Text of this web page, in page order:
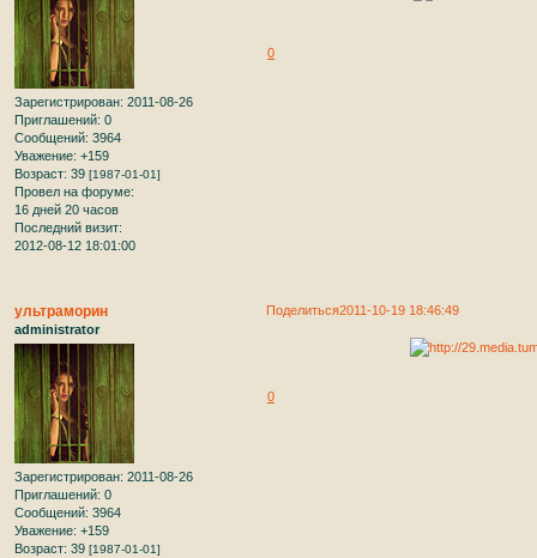
Зарегистрирован: 2011-08-26
Приглашений: 0
Сообщений: 3964
Уважение: +159
Возраст: 39 [1987-01-01]
Провел на форуме:
16 дней 20 часов
Последний визит:
2012-08-12 18:01:00
0
Поделиться2011-10-19 18:46:49
ультраморин
administrator
Зарегистрирован: 2011-08-26
Приглашений: 0
Сообщений: 3964
Уважение: +159
Возраст: 39 [1987-01-01]
0